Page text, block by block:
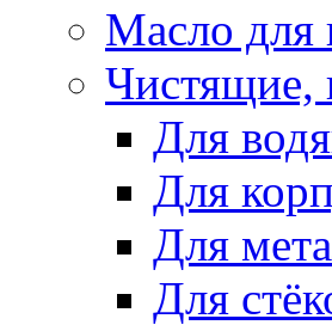
Масло для
Чистящие,
Для
Для
Для
Для